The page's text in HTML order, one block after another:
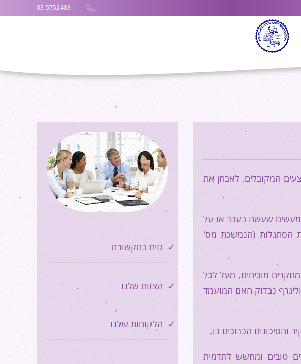
03-5752488
המקובלים, לאבחן את
מעשים שעשה בעבר או על
הסתגלות (הנמשכת מס'
מוכיחים, מעל לכל
נבדוק האם המועמד
הכרוכים בו.
טובים ומחשש לתדמית
גזית בתקשורת
הצוות שלנו
הלקוחות שלנו